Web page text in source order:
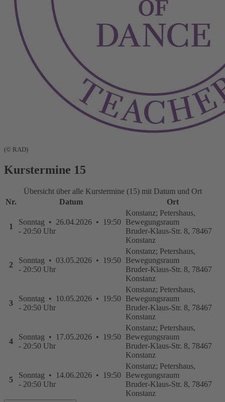
(© RAD)
Kurstermine 15
Übersicht über alle Kurstermine (15) mit Datum und Ort
Nr.
Datum Ort
1
Sonntag • 26.04.2026 • 19:50
- 20:50 Uhr
Konstanz; Petershaus,
Bewegungsraum
Bruder-Klaus-Str. 8, 78467
Konstanz
2
Sonntag • 03.05.2026 • 19:50
- 20:50 Uhr
Konstanz; Petershaus,
Bewegungsraum
Bruder-Klaus-Str. 8, 78467
Konstanz
3
Sonntag • 10.05.2026 • 19:50
- 20:50 Uhr
Konstanz; Petershaus,
Bewegungsraum
Bruder-Klaus-Str. 8, 78467
Konstanz
4
Sonntag • 17.05.2026 • 19:50
- 20:50 Uhr
Konstanz; Petershaus,
Bewegungsraum
Bruder-Klaus-Str. 8, 78467
Konstanz
5
Sonntag • 14.06.2026 • 19:50
- 20:50 Uhr
Konstanz; Petershaus,
Bewegungsraum
Bruder-Klaus-Str. 8, 78467
Konstanz